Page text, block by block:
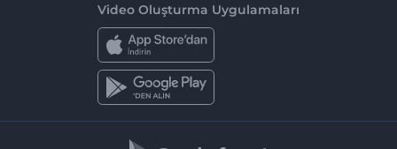
Video Oluşturma Uygulamaları